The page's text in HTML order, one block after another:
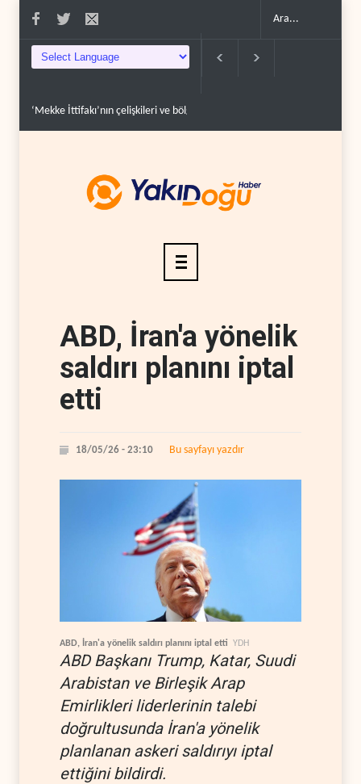
‘Mekke İttifakı’nın çelişkileri ve bölgesel hesapl..
ABD, İran'a yönelik
saldırı planını iptal
etti
18/05/26 - 23:10 Bu sayfayı yazdır
ABD, İran'a yönelik saldırı planını iptal etti YDH
ABD Başkanı Trump, Katar, Suudi
Arabistan ve Birleşik Arap
Emirlikleri liderlerinin talebi
doğrultusunda İran'a yönelik
planlanan askeri saldırıyı iptal
ettiğini bildirdi.